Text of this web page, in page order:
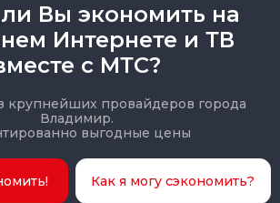
Вы экономить на
Интернете и ТВ
с МТС?
крупнейших провайдеров города
Владимир.
выгодные цены
Как я могу сэкономить?